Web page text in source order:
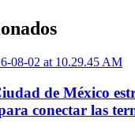
de México
conectar las